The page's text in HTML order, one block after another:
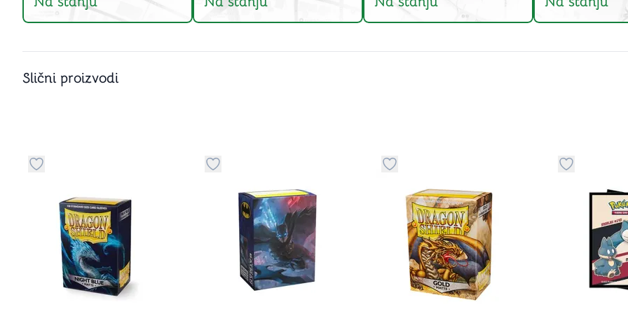
Slični proizvodi
Dugme za dodavanje stvari u kategoriju omiljenoDugme za dodavanje stvari u kategoriju omiljenoDugme za dodavanje stvari u kategoriju omiljeno
Dugme za